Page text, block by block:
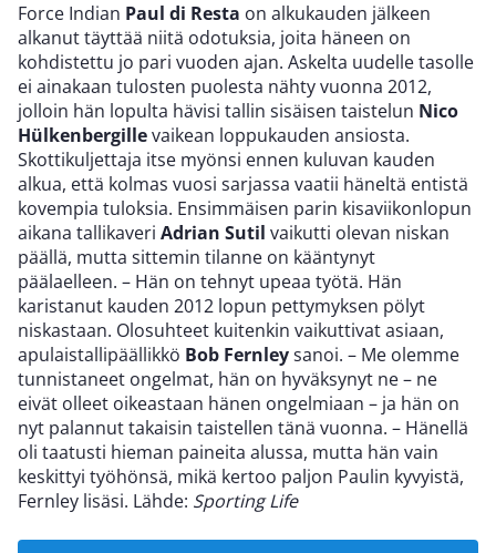
Force Indian Paul di Resta on alkukauden jälkeen
alkanut täyttää niitä odotuksia, joita häneen on
kohdistettu jo pari vuoden ajan. Askelta uudelle tasolle
ei ainakaan tulosten puolesta nähty vuonna 2012,
jolloin hän lopulta hävisi tallin sisäisen taistelun Nico
Hülkenbergillevaikean loppukauden ansiosta.
Skottikuljettaja itse myönsi ennen kuluvan kauden
alkua, että kolmas vuosi sarjassa vaatii häneltä entistä
kovempia tuloksia. Ensimmäisen parin kisaviikonlopun
aikana tallikaveri Adrian Sutil vaikutti olevan niskan
päällä, mutta sittemin tilanne on kääntynyt
päälaelleen. – Hän on tehnyt upeaa työtä. Hän
karistanut kauden 2012 lopun pettymyksen pölyt
niskastaan. Olosuhteet kuitenkin vaikuttivat asiaan,
apulaistallipäällikkö Bob Fernleysanoi. – Me olemme
tunnistaneet ongelmat, hän on hyväksynyt ne – ne
eivät olleet oikeastaan hänen ongelmiaan – ja hän on
nyt palannut takaisin taistellen tänä vuonna. – Hänellä
oli taatusti hieman paineita alussa, mutta hän vain
keskittyi työhönsä, mikä kertoo paljon Paulin kyvyistä,
Fernley lisäsi. Lähde: Sporting Life